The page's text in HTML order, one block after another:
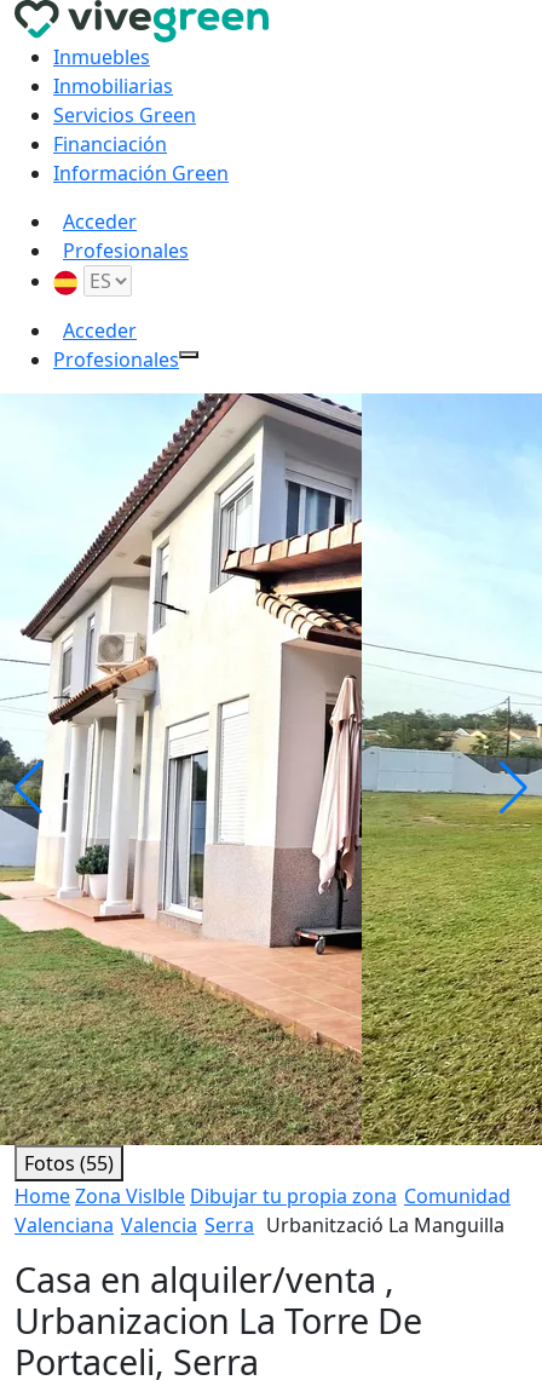
Inmuebles
Inmobiliarias
Servicios Green
Financiación
Información Green
Acceder
Profesionales
Acceder
Profesionales
Fotos (55)
HomeZona Vislble Dibujar tu propia zona Comunidad
Valenciana Valencia Serra Urbanització La Manguilla
Casa en alquiler/venta ,
Urbanizacion La Torre De
Portaceli, Serra